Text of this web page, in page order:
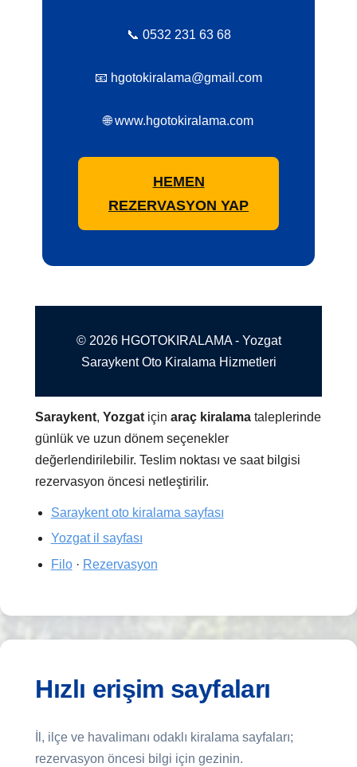
📞 0532 231 63 68
📧 hgotokiralama@gmail.com
🌐 www.hgotokiralama.com
HEMEN
REZERVASYON YAP
© 2026 HGOTOKIRALAMA - Yozgat
Saraykent Oto Kiralama Hizmetleri
Saraykent,Yozgat içinaraç kiralama taleplerinde
günlük ve uzun dönem seçenekler
değerlendirilebilir. Teslim noktası ve saat bilgisi
rezervasyon öncesi netleştirilir.
Saraykent oto kiralama sayfası
Yozgat il sayfası
Filo· Rezervasyon
Hızlı erişim sayfaları
İl, ilçe ve havalimanı odaklı kiralama sayfaları;
rezervasyon öncesi bilgi için gezinin.